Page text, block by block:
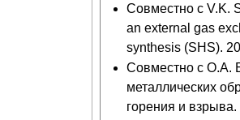
Совместно с V.K.
an external gas
synthesis (SHS).
Совместно с О.А.
металлических
горения и